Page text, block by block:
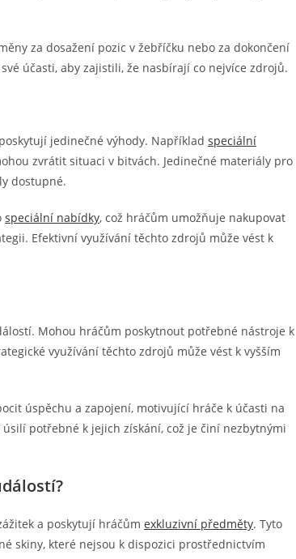
za dosažení pozic v žebříčku nebo za dokončení
účasti, aby zajistili, že nasbírají co nejvíce zdrojů.
jedinečné výhody. Například speciální
zvrátit situaci v bitvách. Jedinečné materiály pro
dostupné.
speciální nabídky, což hráčům umožňuje nakupovat
Efektivní využívání těchto zdrojů může vést k
Mohou hráčům poskytnout potřebné nástroje k
využívání těchto zdrojů může vést k vyšším
úspěchu a zapojení, motivující hráče k účasti na
potřebné k jejich získání, což je činí nezbytnými
a poskytují hráčům exkluzivní předměty. Tyto
skiny, které nejsou k dispozici prostřednictvím